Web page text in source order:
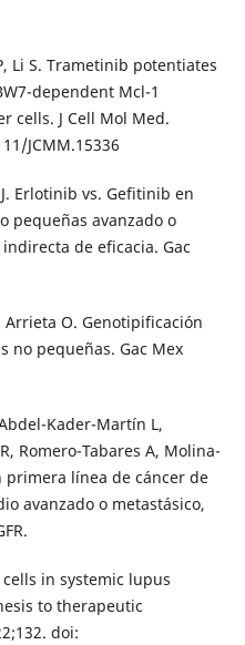
Li S. Trametinib potentiates
dependent Mcl-1
cells. J Cell Mol Med.
JCMM.15336
Erlotinib vs. Gefitinib en
pequeñas avanzado o
de eficacia. Gac
Arrieta O. Genotipificación
no pequeñas. Gac Mex
Kader-Martín L,
Romero-Tabares A, Molina-
línea de cáncer de
avanzado o metastásico,
cells in systemic lupus
to therapeutic
doi: